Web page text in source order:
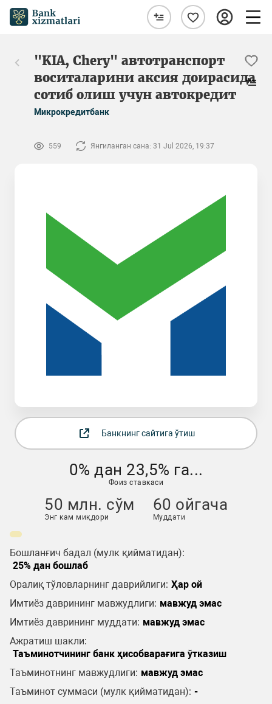
"KIA, Chery" автотранспорт
воситаларини аксия доирасида
сотиб олиш учун автокредит
Микрокредитбанк
559 Янгиланган сана: 31 Jul 2026, 19:37
Банкнинг сайтига ўтиш
0% дан 23,5% га...
Фоиз ставкаси
50 млн. сўм
Энг кам миқдори
60 ойгача
Муддати
Бошланғич бадал (мулк қийматидан):
25% дан бошлаб
Оралиқ тўловларнинг даврийлиги: Ҳар ой
Имтиёз даврининг мавжудлиги: мавжуд эмас
Имтиёз даврининг муддати: мавжуд эмас
Ажратиш шакли:
Таъминотчининг банк ҳисобварағига ўтказиш
Таъминотнинг мавжудлиги: мавжуд эмас
Таъминот суммаси (мулк қийматидан): -